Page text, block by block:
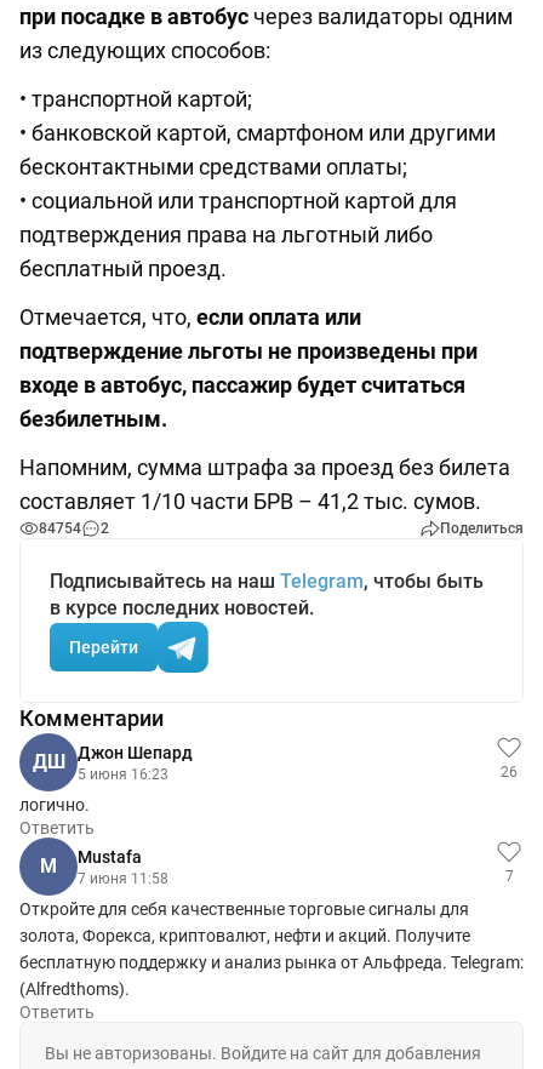
при посадке в автобус через валидаторы одним
из следующих способов:
• транспортной картой;
• банковской картой, смартфоном или другими
бесконтактными средствами оплаты;
• социальной или транспортной картой для
подтверждения права на льготный либо
бесплатный проезд.
Отмечается, что, если оплата или
подтверждение льготы не произведены при
входе в автобус, пассажир будет считаться
безбилетным.
Напомним, сумма штрафа за проезд без билета
составляет 1/10 части БРВ – 41,2 тыс. сумов.
84754 2 Поделиться
Подписывайтесь на наш Telegram, чтобы быть
в курсе последних новостей.
Перейти
Комментарии
ДШ Джон Шепард
5 июня 16:23 26
логично.
Ответить
M Mustafa
7 июня 11:58 7
Откройте для себя качественные торговые сигналы для
золота, Форекса, криптовалют, нефти и акций. Получите
бесплатную поддержку и анализ рынка от Альфреда. Telegram:
(Alfredthoms).
Ответить